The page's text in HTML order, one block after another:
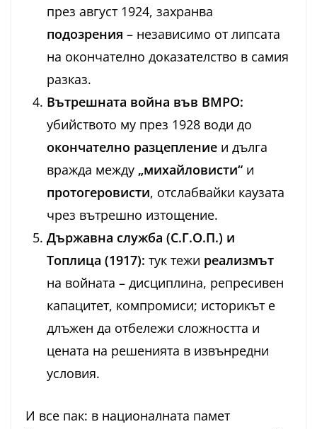
през август 1924, захранва
подозрения – независимо от липсата
на окончателно доказателство в самия
разказ.
Вътрешната война във ВМРО:
убийството му през 1928 води до
окончателно разцепление и дълга
вражда между „михайловисти“ и
протогеровисти, отслабвайки каузата
чрез вътрешно изтощение.
Държавна служба (С.Г.О.П.) и
Топлица (1917): тук тежи реализмът
на войната – дисциплина, репресивен
капацитет, компромиси; историкът е
длъжен да отбележи сложността и
цената на решенията в извънредни
условия.
И все пак: в националната памет